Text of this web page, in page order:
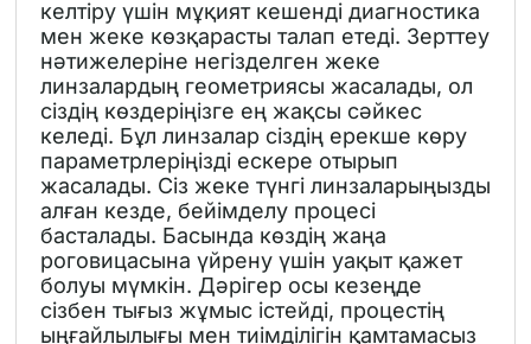
келтіру үшін мұқият кешенді диагностика
мен жеке көзқарасты талап етеді. Зерттеу
нәтижелеріне негізделген жеке
линзалардың геометриясы жасалады, ол
сіздің көздеріңізге ең жақсы сәйкес
келеді. Бұл линзалар сіздің ерекше көру
параметрлеріңізді ескере отырып
жасалады. Сіз жеке түнгі линзаларыңызды
алған кезде, бейімделу процесі
басталады. Басында көздің жаңа
роговицасына үйрену үшін уақыт қажет
болуы мүмкін. Дәрігер осы кезеңде
сізбен тығыз жұмыс істейді, процестің
ыңғайлылығы мен тиімділігін қамтамасыз